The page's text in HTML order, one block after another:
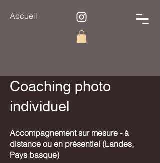
Accueil
Coaching photo
individuel
​Accompagnement sur mesure - à
distance ou en présentiel (Landes,
Pays basque)